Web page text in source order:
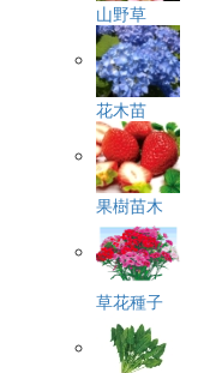
山野草
花木苗
果樹苗木
草花種子